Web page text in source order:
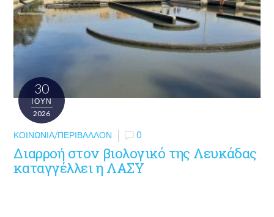
30
ΙΟΎΝ
2026
ΚΟΙΝΩΝΊΑ/ΠΕΡΙΒΆΛΛΟΝ 0
Διαρροή στον βιολογικό της Λευκάδας
καταγγέλλει η ΛΑΣΥ